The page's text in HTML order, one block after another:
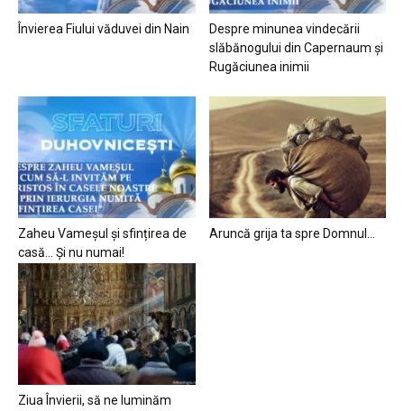
Învierea Fiului văduvei din Nain
Despre minunea vindecării
slăbănogului din Capernaum și
Rugăciunea inimii
Zaheu Vameșul și sfințirea de
casă… Și nu numai!
Aruncă grija ta spre Domnul…
Ziua Învierii, să ne luminăm